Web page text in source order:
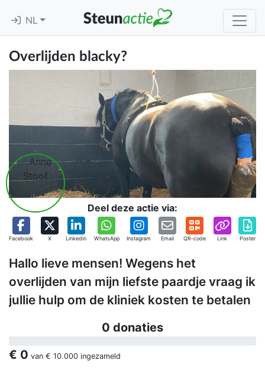
NL
Overlijden blacky?
Deel deze actie via:
Facebook X Linkedin WhatsApp Instagram Email QR-code Link Poster
Hallo lieve mensen! Wegens het
overlijden van mijn liefste paardje vraag ik
jullie hulp om de kliniek kosten te betalen
0 donaties
€ 0 van € 10.000 ingezameld